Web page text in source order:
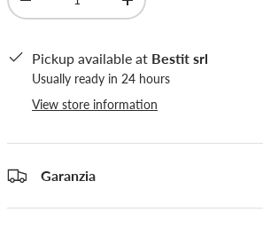
-
+
Pickup available at Bestit srl
Usually ready in 24 hours
View store information
Garanzia